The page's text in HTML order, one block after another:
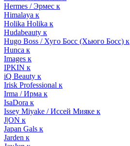
Hermes / Эрмес к
Himalaya к
Holika Holika к
Hudabeauty к
Hugo Boss / Хуго Босс (Хьюго Босс) к
Hunca к
Images к
IPKIN к
iQ Beauty к
Irisk Professional к
Irma / Ирма к
IsaDora к
Issey Miyake / Иссей Мияке к
J|ON к
Japan Gals к
Jarden к